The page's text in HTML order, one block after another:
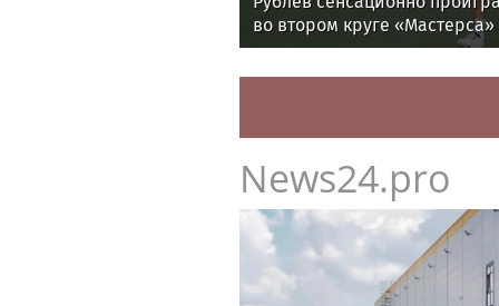
во втором круге
News24.pro